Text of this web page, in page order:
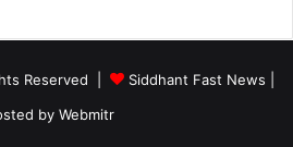
Reserved | Siddhant Fast News
by Webmitr